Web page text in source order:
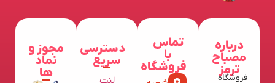
درباره
مصباح
ترمز
فروشگاه
تماس
با
فروشگاه
دسترسی
سریع
مجوز و
نماد
ها